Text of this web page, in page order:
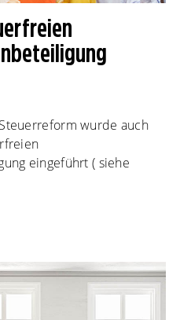
wurde auch
eingeführt ( siehe